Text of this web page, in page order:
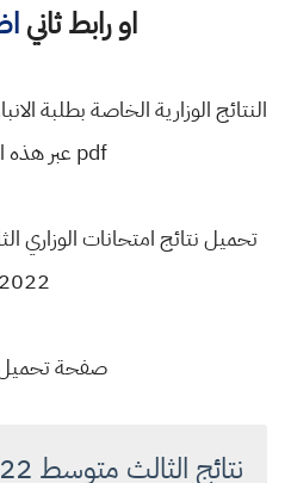
او رابط ثاني
النتائج الوزارية الخاصة بطلبة
pdf عبر هذه الصفحة
تحميل نتائج امتحانات الوزاري
2022
صفحة تحميل
نتائج الثالث متوسط 2022 الدور الاول